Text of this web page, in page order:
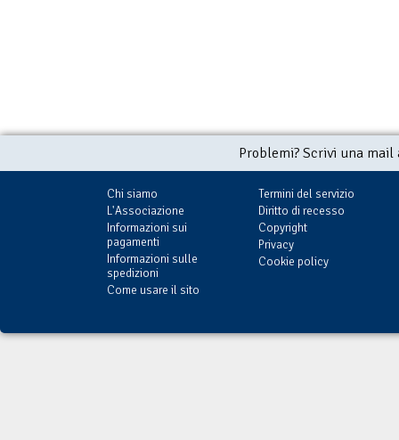
Problemi? Scrivi una
Chi siamo
L'Associazione
Informazioni sui
pagamenti
Informazioni sulle
spedizioni
Come usare il sito
Termini del servizio
Diritto di recesso
Copyright
Privacy
Cookie policy